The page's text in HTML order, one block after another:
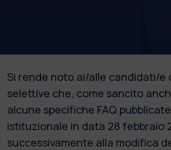
Si rende noto ai/alle candidati/e
selettive che, come sancito
alcune specifiche FAQ
istituzionale in data 28 febbraio
successivamente alla modifica